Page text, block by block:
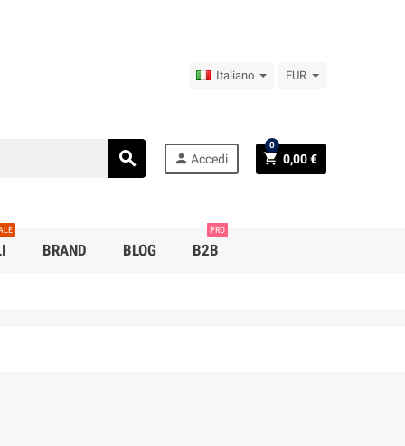
Italiano EUR
search person Accedi shopping_cart 0,00 €
0
BRAND BLOG B2B
PRO